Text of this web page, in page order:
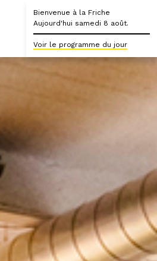
Bienvenue à la Friche
Aujourd'hui samedi 8 août.
Voir le programme du jour